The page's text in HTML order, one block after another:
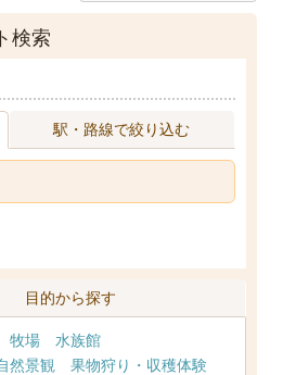
検索
駅・路線で絞り込む
目的から探す
牧場
水族館
然景観
果物狩り・収穫体験